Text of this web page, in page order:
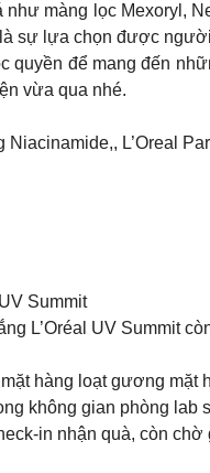
màng lọc Mexoryl,
sự lựa chọn được
để mang đến
vừa qua nhé.
L’Oreal
Summit
L’Oréal UV Summit
hàng loạt gương mặt
không gian phòng lab
in nhận quà, còn